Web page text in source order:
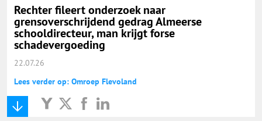
Rechter fileert onderzoek naar
grensoverschrijdend gedrag Almeerse
schooldirecteur, man krijgt forse
schadevergoeding
22.07.26
Lees verder op: Omroep Flevoland